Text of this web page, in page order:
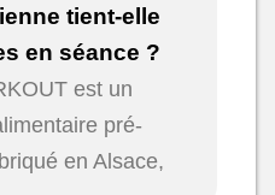
tient-elle
en séance ?
est un
pré-
en Alsace,